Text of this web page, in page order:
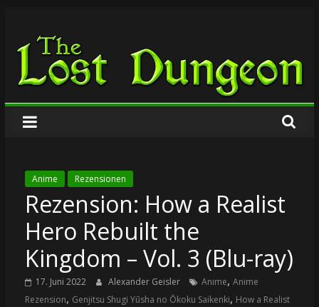
springen
The
Lost
Dungeon
Anime Rezensionen
Rezension: How a Realist
Hero Rebuilt the
Kingdom – Vol. 3 (Blu-ray)
17. Juni 2022 Alexander Geisler Anime, Anime
Rezension, Genjitsu Shugi Yūsha no Ōkoku Saikenki, How a Realist